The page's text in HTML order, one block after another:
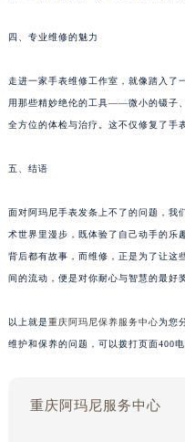
四、专业维修的魅力
走进一家手表维修工作室，就像踏入了
用那些精妙绝伦的工具——微小的镊子
全方位的体检与治疗。这不仅修复了手
五、结语
面对阿玛尼手表发条上不了的问题，我
术世界里漫步，既体验了自己动手的乐
背后都有故事，而维修，正是为了让这
间的流动，便是对你耐心与智慧的最好
以上就是重庆阿玛尼保养服务中心为您
维护和保养的问题，可以拨打页面400
重庆阿玛尼服务中心